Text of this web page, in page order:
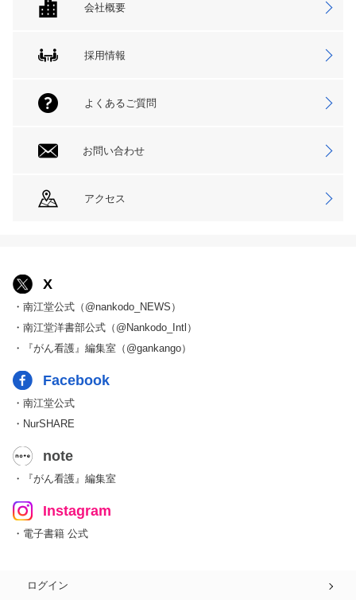
会社概要
採用情報
よくあるご質問
お問い合わせ
アクセス
X
・南江堂公式（@nankodo_NEWS）
・南江堂洋書部公式（@Nankodo_Intl）
・『がん看護』編集室（@gankango）
Facebook
・南江堂公式
・NurSHARE
note
・『がん看護』編集室
Instagram
・電子書籍 公式
ログイン